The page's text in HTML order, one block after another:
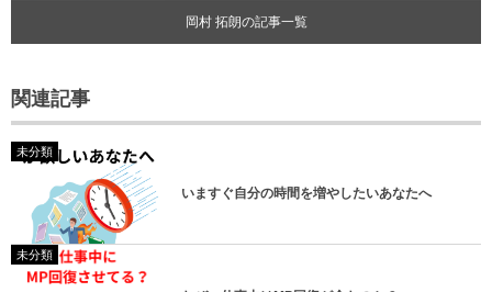
岡村 拓朗の記事一覧
関連記事
未分類
いますぐ自分の時間を増やしたいあなたへ
未分類